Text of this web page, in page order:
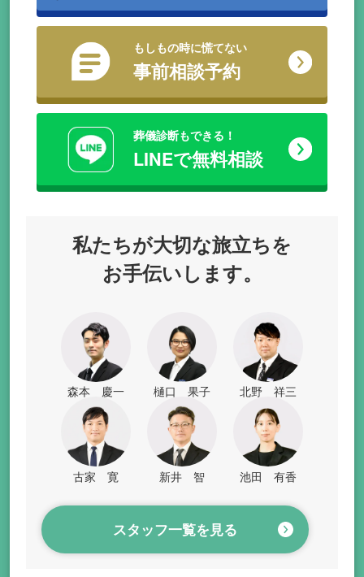
もしもの時に慌てない
事前相談予約
葬儀診断もできる！
LINEで無料相談
私たちが大切な旅立ちを
お手伝いします。
森本 慶一 樋口 果子 北野 祥三
古家 寛 新井 智 池田 有香
スタッフ一覧を見る